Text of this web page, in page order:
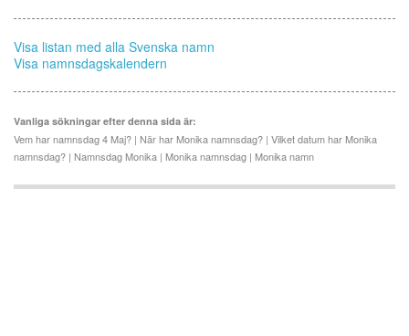
Visa listan med alla Svenska namn
Visa namnsdagskalendern
Vanliga sökningar efter denna sida är:
Vem har namnsdag 4 Maj? | När har Monika namnsdag? | Vilket datum har Monika
namnsdag? | Namnsdag Monika | Monika namnsdag | Monika namn